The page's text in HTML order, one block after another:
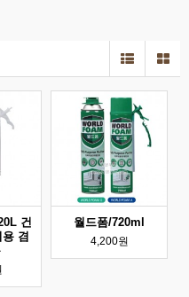
건
겸
월드폼/720ml
4,200원